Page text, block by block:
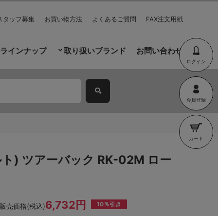
タッフ募集 お買い物方法 よくあるご質問 FAX注文用紙
ログイン
会員登録
カート
インナップ 取り扱いブランド お問い合わせ
) ツアーバック RK-02M ロー
販売価格(税込)6,732円 10％引き